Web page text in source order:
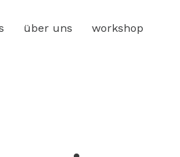
über uns workshop